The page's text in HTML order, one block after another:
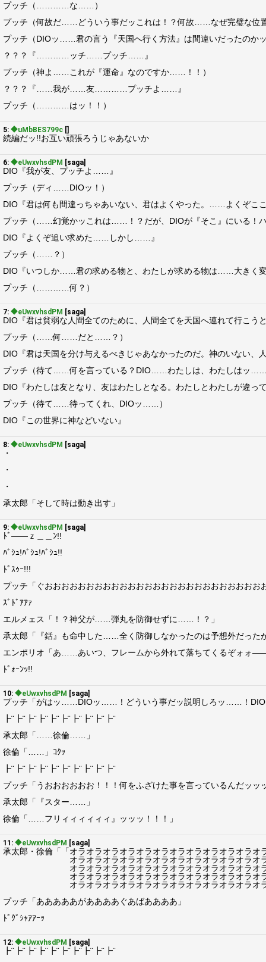
プッチ（…………な……）
プッチ（何故だ……どういう事だッこれは！？何故……なぜ完璧な位置
プッチ（DIOッ……君の言う『天国へ行く方法』は間違いだったのか
？？？『…………ッチ……プッチ……』
プッチ（神よ……これが『運命』なのですか……！！）
？？？『……我が……友…………プッチよ……』
プッチ（…………はッ！！）
5: ◆uMbBES799c []
続編だッ!!お互い頑張ろうじゃあないか
6: ◆eUwxvhsdPM [saga]
DIO『我が友、プッチよ……』
プッチ（ディ……DIOッ！）
DIO『君は何も間違っちゃあいない、君はよくやった。……よくぞこ
プッチ（……幻覚かッこれは……！？だが、DIOが『そこ』にいる！
DIO『よくぞ追い求めた……しかし……』
プッチ（……？）
DIO『いつしか……君の求める物と、わたしが求める物は……大きく
プッチ（…………何？）
7: ◆eUwxvhsdPM [saga]
DIO『君は貧弱な人間全てのために、人間全てを天国へ連れて行こ
プッチ（……何……だと……？）
DIO『君は天国を分け与えるべきじゃあなかったのだ。神のいない
プッチ（待て……何を言っている？DIO……わたしは、わたしはッ……
DIO『わたしは友となり、友はわたしとなる。わたしとわたしが違
プッチ（待て……待ってくれ、DIOッ……）
DIO『この世界に神などいない』
8: ◆eUwxvhsdPM [saga]
・
・
・
承太郎「そして時は動き出す」
9: ◆eUwxvhsdPM [saga]
ﾄﾞ――ｚ＿＿ﾝ!!
ﾊﾞｼｭ!ﾊﾞｼｭ!ﾊﾞｼｭ!!
ﾄﾞｽｩｰ!!!
プッチ「ぐおおおおおおおおおおおおおおおおおおおおおおおおおお
ｽﾞﾄﾞｱｱｧ
エルメェス「！？神父が……弾丸を防御せずに……！？」
承太郎「『銛』も命中した……全く防御しなかったのは予想外だった
エンポリオ「あ……あいつ、フレームから外れて落ちてくるぞォォ――
ﾄﾞｫｰﾝｯ!!
10: ◆eUwxvhsdPM [saga]
プッチ「がはッ……DIOッ……！どういう事だッ説明しろッ……！
┣¨┣¨┣¨┣¨┣¨┣¨┣¨┣¨┣¨┣¨
承太郎「……徐倫……」
徐倫「……」ｺｸｯ
┣¨┣¨┣¨┣¨┣¨┣¨┣¨┣¨┣¨┣¨
プッチ「うおおおおおお！！！何をふざけた事を言っているんだッッ
承太郎「『スター……」
徐倫「……フリィィィィィィ』ッッッ！！！」
11: ◆eUwxvhsdPM [saga]
承太郎・徐倫「「オラオラオラオラオラオラオラオラオラオラオラオ
オラオラオラオラオラオラオラオラオラオラオラオラオ
オラオラオラオラオラオラオラオラオラオラオラオラオ
オラオラオラオラオラオラオラオラオラオラオラオラオ
オラオラオラオラオラオラオラオラオラオラオラオラオラ
プッチ「あああああがああああぐあばああああ」
ﾄﾞｸﾞｼｬｱｱｰｯ
12: ◆eUwxvhsdPM [saga]
┣¨┣¨┣¨┣¨┣¨┣¨┣¨┣¨┣¨┣¨